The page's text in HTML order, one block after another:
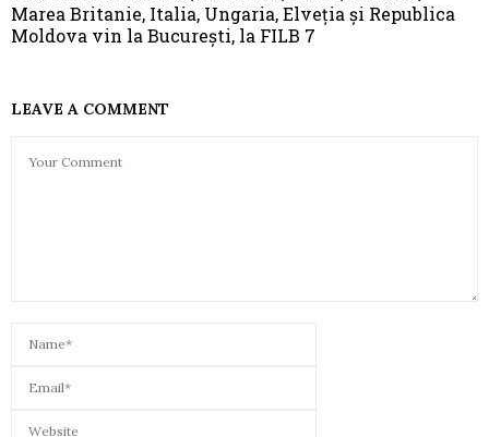
Marea Britanie, Italia, Ungaria, Elveția și Republica
Moldova vin la București, la FILB 7
LEAVE A COMMENT